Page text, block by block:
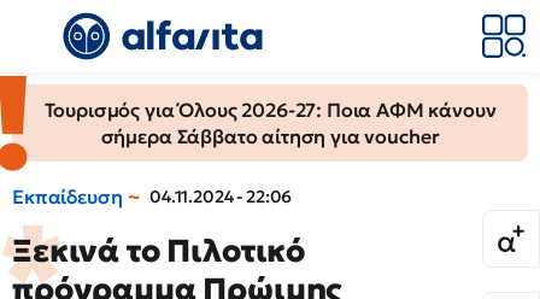
Τουρισμός για Όλους 2026-27: Ποια ΑΦΜ κάνουν
σήμερα Σάββατο αίτηση για voucher
Εκπαίδευση 04.11.2024 - 22:06
Ξεκινά το Πιλοτικό
πρόγραμμα Πρώιμης